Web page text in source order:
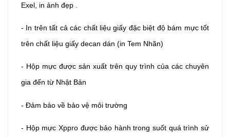
Exel, in ảnh đẹp .
- In trên tất cả các chất liệu giấy đặc biệt độ bám mực tốt
trên chất liệu giấy decan dán (in Tem Nhãn)
- Hộp mực được sản xuất trên quy trình của các chuyên
gia đến từ Nhật Bản
- Đảm bảo về bảo vệ môi trường
- Hộp mực Xppro được bảo hành trong suốt quá trình sử